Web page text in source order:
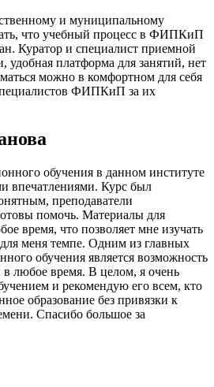
и муниципальному
что учебный процесс в ФИПКиП
Куратор и специалист приемной
удобная платформа для занятий, нет
можно в комфортном для себя
ФИПКиП за их
обучения в данном институте
впечатлениями. Курс был
преподаватели
помочь. Материалы для
время, что позволяет мне изучать
меня темпе. Одним из главных
обучения является возможность
любое время. В целом, я очень
и рекомендую его всем, кто
образование без привязки к
Спасибо большое за